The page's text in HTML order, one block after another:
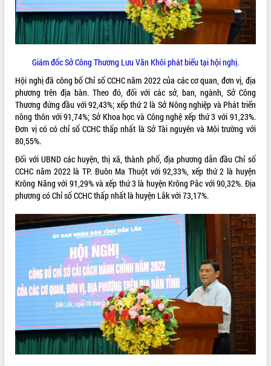
THỐNG KÊ TRUY CẬP
Hôm nay: 18417
Tất cả:
65994559
Giám đốc Sở Công Thương Lưu Văn Khôi phát biểu tại hội nghị.
Hội nghị đã công bố Chỉ số CCHC năm 2022 của các cơ quan, đơn vị, địa
phương trên địa bàn. Theo đó, đối với các sở, ban, ngành, Sở Công
Thương đứng đầu với 92,43%; xếp thứ 2 là Sở Nông nghiệp và Phát triển
nông thôn với 91,74%; Sở Khoa học và Công nghệ xếp thứ 3 với 91,23%.
Đơn vị có có chỉ số CCHC thấp nhất là Sở Tài nguyên và Môi trường với
80,55%.
Đối với UBND các huyện, thị xã, thành phố, địa phương dẫn đầu Chỉ số
CCHC năm 2022 là TP. Buôn Ma Thuột với 92,33%, xếp thứ 2 là huyện
Krông Năng với 91,29% và xếp thứ 3 là huyện Krông Pắc với 90,32%. Địa
phương có Chỉ số CCHC thấp nhất là huyện Lắk với 73,17%.